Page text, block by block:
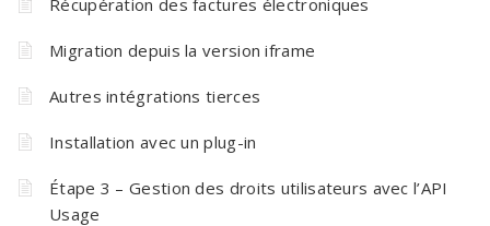
Récupération des factures électroniques
Migration depuis la version iframe
Autres intégrations tierces
Installation avec un plug-in
Étape 3 – Gestion des droits utilisateurs avec l’API
Usage